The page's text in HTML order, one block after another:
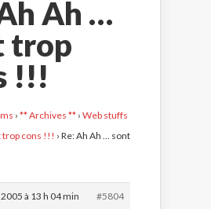
Ah …
trop
!!!
› ** Archives ** › Web stuffs
trop cons !!! › Re: Ah Ah … sont
à 13 h 04 min
#5804